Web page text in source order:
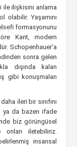
ile ilişkisini anlama
olabilir. Yaşamını
formasyonunu
Kant, modern
Schopenhauer’a
sonra gelen
dışında kalan
gibi konuşmaları
ileri bir sınıfını
ya da bazen ifade
biz görüngüsel
onları iletebiliriz.
insansal